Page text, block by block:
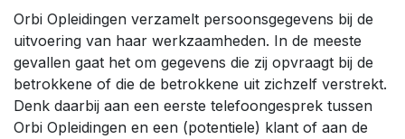
Orbi Opleidingen verzamelt persoonsgegevens bij de
uitvoering van haar werkzaamheden. In de meeste
gevallen gaat het om gegevens die zij opvraagt bij de
betrokkene of die de betrokkene uit zichzelf verstrekt.
Denk daarbij aan een eerste telefoongesprek tussen
Orbi Opleidingen en een (potentiele) klant of aan de